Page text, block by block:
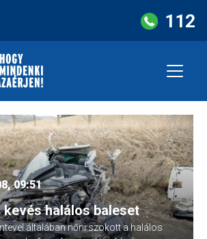
112
09:51
kevés halálos baleset
általában nőni szokott a halálos